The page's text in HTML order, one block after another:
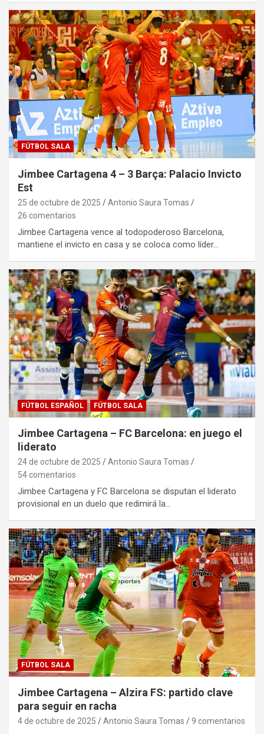
FÚTBOL SALA
Jimbee Cartagena 4 – 3 Barça: Palacio Invicto
Est
25 de octubre de 2025
Antonio Saura Tomas
26 comentarios
Jimbee Cartagena vence al todopoderoso Barcelona,
mantiene el invicto en casa y se coloca como líder…
FÚTBOL ESPAÑOL FÚTBOL SALA
Jimbee Cartagena – FC Barcelona: en juego el
liderato
24 de octubre de 2025
Antonio Saura Tomas
54 comentarios
Jimbee Cartagena y FC Barcelona se disputan el liderato
provisional en un duelo que redimirá la…
FÚTBOL SALA
Jimbee Cartagena – Alzira FS: partido clave
para seguir en racha
4 de octubre de 2025 Antonio Saura Tomas 9 comentarios